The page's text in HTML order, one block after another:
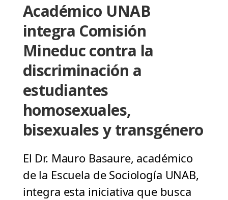
Académico UNAB
integra Comisión
Mineduc contra la
discriminación a
estudiantes
homosexuales,
bisexuales y transgénero
El Dr. Mauro Basaure, académico
de la Escuela de Sociología UNAB,
integra esta iniciativa que busca